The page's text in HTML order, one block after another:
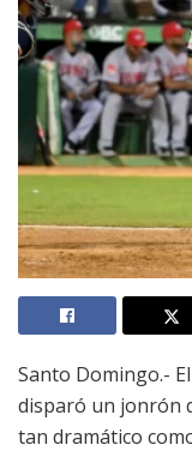
Santo Domingo.-
disparó un jonrón
tan dramático